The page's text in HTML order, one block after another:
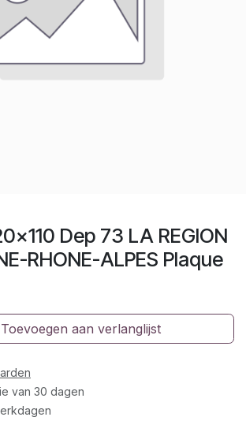
Dep 73 LA REGION
RHONE-ALPES Plaque
Toevoegen aan verlanglijst
van 30 dagen